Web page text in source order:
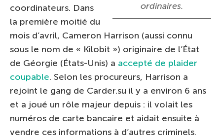
ordinaires.
coordinateurs. Dans
la première moitié du
mois d’avril, Cameron Harrison (aussi connu
sous le nom de « Kilobit ») originaire de l’État
de Géorgie (États-Unis) a accepté de plaider
coupable. Selon les procureurs, Harrison a
rejoint le gang de Carder.su il y a environ 6 ans
et a joué un rôle majeur depuis : il volait les
numéros de carte bancaire et aidait ensuite à
vendre ces informations à d’autres criminels.